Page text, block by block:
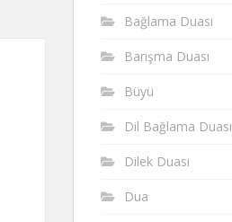
Bağlama Duası
Barışma Duası
Büyü
Dil Bağlama Duası
Dilek Duası
Dua